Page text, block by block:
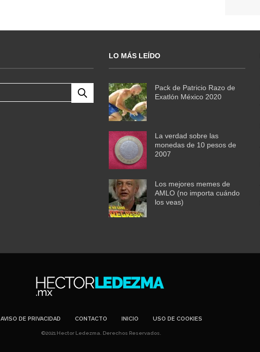
LO MÁS LEÍDO
Pack de Patricio Razo de
Exatlón México 2020
La verdad sobre las
monedas de 10 pesos de
2007
Los mejores memes de
AMLO (no importa cuándo
los veas)
AVISO DE PRIVACIDAD CONTACTO INICIO USO DE COOKIES
©2021 Hector Ledezma. Derechos Reservados.